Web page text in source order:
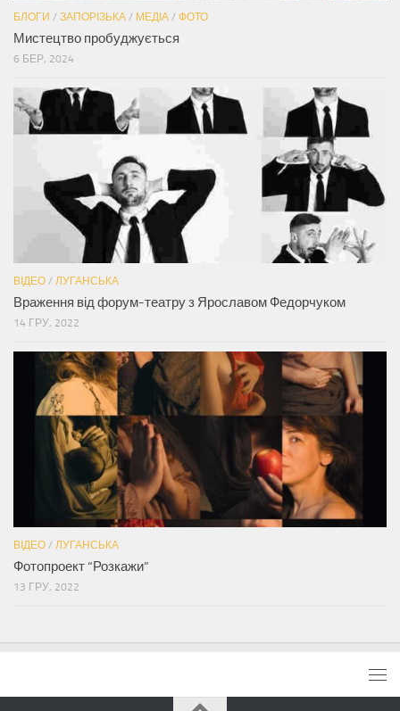
БЛОГИ / ЗАПОРІЗЬКА / МЕДІА / ФОТО
Мистецтво пробуджується
6 БЕР, 2024
ВІДЕО / ЛУГАНСЬКА
Враження від форум-театру з Ярославом Федорчуком
14 ГРУ, 2022
ВІДЕО / ЛУГАНСЬКА
Фотопроект “Розкажи”
13 ГРУ, 2022